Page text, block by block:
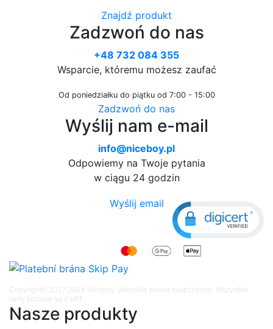
Znajdź produkt
Zadzwoń do nas
+48 732 084 355
Wsparcie, któremu możesz zaufać
Od poniedziałku do piątku od 7:00 - 15:00
Zadzwoń do nas
Wyślij nam e-mail
info@niceboy.pl
Odpowiemy na Twoje pytania
w ciągu 24 godzin
Wyślij email
Nasze produkty
Copyright© 2017-2024 Niceboy. Wszelkie prawa zastrzeżone. Wszystkie
ceny podane są z VAT.